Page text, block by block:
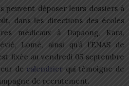
peuvent déposer leurs dossiers à
dans les directions des écoles
médicaux à Dapaong, Kara,
Lomé, ainsi qu’à l’ENAS de
fixée au vendredi 05 septembre
de calendrier qui témoigne de
de recrutement.